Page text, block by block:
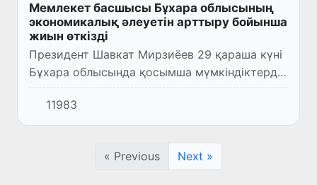
Мемлекет басшысы Бұхара облысының
экономикалық әлеуетін арттыру бойынша
жиын өткізді
Президент Шавкат Мирзиёев 29 қараша күні
Бұхара облысында қосымша мүмкіндіктерді
іске асыру, инвестиция мен жұмыс
орындарын көбейту бойынша жиын өткізді.
11983
« Previous Next »